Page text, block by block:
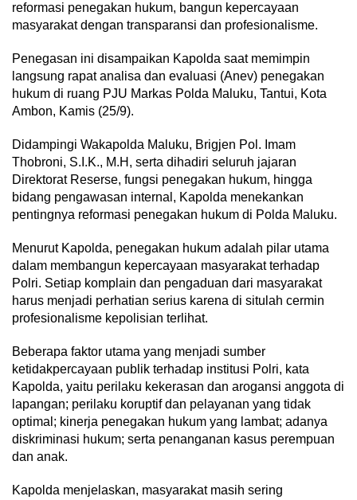
reformasi penegakan hukum, bangun kepercayaan
masyarakat dengan transparansi dan profesionalisme.
Penegasan ini disampaikan Kapolda saat memimpin
langsung rapat analisa dan evaluasi (Anev) penegakan
hukum di ruang PJU Markas Polda Maluku, Tantui, Kota
Ambon, Kamis (25/9).
Didampingi Wakapolda Maluku, Brigjen Pol. Imam
Thobroni, S.I.K., M.H, serta dihadiri seluruh jajaran
Direktorat Reserse, fungsi penegakan hukum, hingga
bidang pengawasan internal, Kapolda menekankan
pentingnya reformasi penegakan hukum di Polda Maluku.
Menurut Kapolda, penegakan hukum adalah pilar utama
dalam membangun kepercayaan masyarakat terhadap
Polri. Setiap komplain dan pengaduan dari masyarakat
harus menjadi perhatian serius karena di situlah cermin
profesionalisme kepolisian terlihat.
Beberapa faktor utama yang menjadi sumber
ketidakpercayaan publik terhadap institusi Polri, kata
Kapolda, yaitu perilaku kekerasan dan arogansi anggota di
lapangan; perilaku koruptif dan pelayanan yang tidak
optimal; kinerja penegakan hukum yang lambat; adanya
diskriminasi hukum; serta penanganan kasus perempuan
dan anak.
Kapolda menjelaskan, masyarakat masih sering